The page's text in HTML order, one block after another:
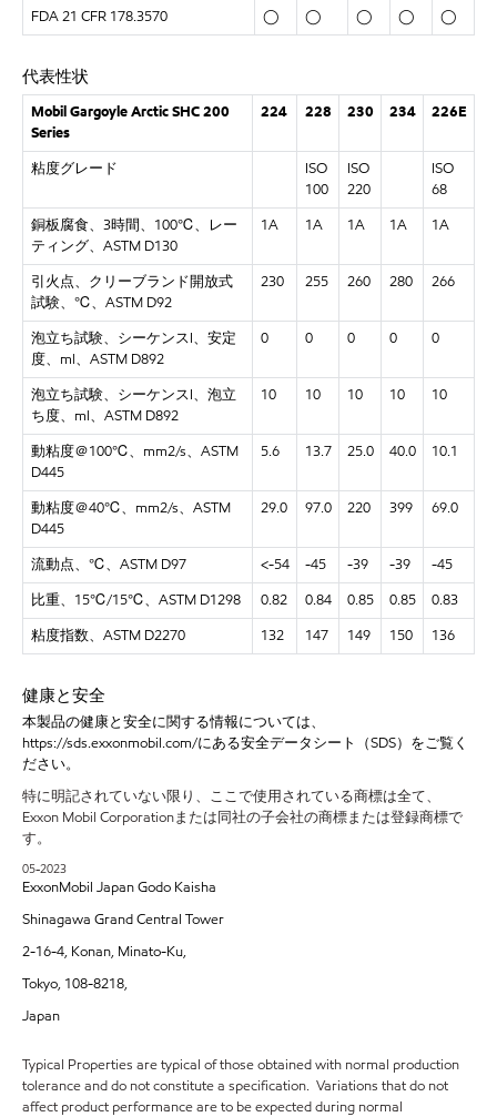
FDA 21 CFR 178.3570 ◯ ◯ ◯ ◯ ◯
代表性状
Mobil Gargoyle Arctic SHC 200
Series
224 228 230 234 226E
粘度グレード
ISO
100
ISO
220
ISO
68
銅板腐食、 3時間、100℃、レー
ティング、ASTM D130
1A 1A 1A 1A 1A
引火点、クリーブランド開放式
試験、 ℃、ASTM D92
230 255 260 280 266
泡立ち試験、シーケンスI、安定
度、ml、ASTM D892
0 0 0 0 0
泡立ち試験、シーケンスI、泡立
ち度、ml、ASTM D892
10 10 10 10 10
動粘度＠100℃、mm2/s、ASTM
D445
5.6 13.7 25.0 40.0 10.1
動粘度＠40℃、mm2/s、ASTM
D445
29.0 97.0 220 399 69.0
流動点、 ℃、ASTM D97 <-54 -45 -39 -39
-45
比重、 15℃/15℃、ASTM D1298 0.82 0.84 0.85 0.85
0.83
粘度指数、 ASTM D2270 132 147 149 150 136
健康と安全
本製品の健康と安全に関する情報については、
https://sds.exxonmobil.com/にある安全データシート（SDS）をご覧く
ださい。
特に明記されていない限り、ここで使用されている商標は全て、
Exxon Mobil Corporationまたは同社の子会社の商標または登録商標で
す。
05-2023
ExxonMobil Japan Godo Kaisha
Shinagawa Grand Central Tower
2-16-4, Konan, Minato-Ku,
Tokyo, 108-8218,
Japan
Typical Properties are typical of those obtained with normal production
tolerance and do not constitute a specification. Variations that do not
affect product performance are to be expected during normal